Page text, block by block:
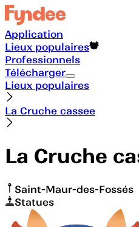
Application
Lieux populaires
Professionnels
Télécharger
Lieux populaires
La Cruche cassee
La Cruche
Saint-Maur-des-Fossés
Statues